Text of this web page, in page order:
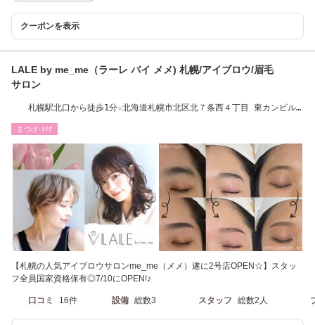
クーポンを表示
LALE by me_me（ラーレ バイ メメ) 札幌/アイブロウ/眉毛
サロン
札幌駅北口から徒歩1分☆北海道札幌市北区北７条西４丁目 東カンビル
まつげ･ﾒｲｸ
【札幌の人気アイブロウサロンme_me（メメ）遂に2号店OPEN☆】スタッ
フ全員国家資格保有◎7/10にOPEN!♪
口コミ 16件 設備 総数3 スタッフ 総数2人